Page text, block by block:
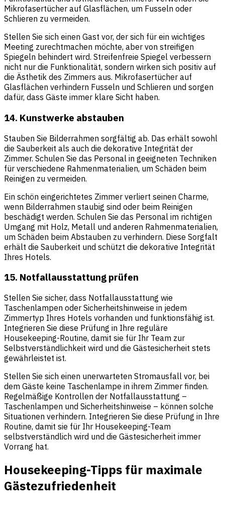
Mikrofasertücher auf Glasflächen, um Fusseln oder
Schlieren zu vermeiden.
Stellen Sie sich einen Gast vor, der sich für ein wichtiges
Meeting zurechtmachen möchte, aber von streifigen
Spiegeln behindert wird. Streifenfreie Spiegel verbessern
nicht nur die Funktionalität, sondern wirken sich positiv auf
die Ästhetik des Zimmers aus. Mikrofasertücher auf
Glasflächen verhindern Fusseln und Schlieren und sorgen
dafür, dass Gäste immer klare Sicht haben.
14. Kunstwerke abstauben
Stauben Sie Bilderrahmen sorgfältig ab. Das erhält sowohl
die Sauberkeit als auch die dekorative Integrität der
Zimmer. Schulen Sie das Personal in geeigneten Techniken
für verschiedene Rahmenmaterialien, um Schäden beim
Reinigen zu vermeiden.
Ein schön eingerichtetes Zimmer verliert seinen Charme,
wenn Bilderrahmen staubig sind oder beim Reinigen
beschädigt werden. Schulen Sie das Personal im richtigen
Umgang mit Holz, Metall und anderen Rahmenmaterialien,
um Schäden beim Abstauben zu verhindern. Diese Sorgfalt
erhält die Sauberkeit und schützt die dekorative Integrität
Ihres Hotels.
15. Notfallausstattung prüfen
Stellen Sie sicher, dass Notfallausstattung wie
Taschenlampen oder Sicherheitshinweise in jedem
Zimmertyp Ihres Hotels vorhanden und funktionsfähig ist.
Integrieren Sie diese Prüfung in Ihre reguläre
Housekeeping-Routine, damit sie für Ihr Team zur
Selbstverständlichkeit wird und die Gästesicherheit stets
gewährleistet ist.
Stellen Sie sich einen unerwarteten Stromausfall vor, bei
dem Gäste keine Taschenlampe in ihrem Zimmer finden.
Regelmäßige Kontrollen der Notfallausstattung –
Taschenlampen und Sicherheitshinweise – können solche
Situationen verhindern. Integrieren Sie diese Prüfung in Ihre
Routine, damit sie für Ihr Housekeeping-Team
selbstverständlich wird und die Gästesicherheit immer
Vorrang hat.
Housekeeping-Tipps für maximale
Gästezufriedenheit